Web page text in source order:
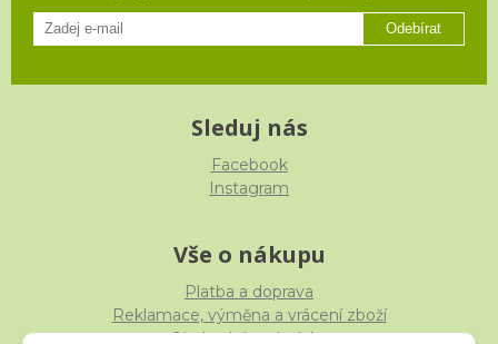
Odebírat
Sleduj nás
Facebook
Instagram
Vše o nákupu
Platba a doprava
Reklamace, výměna a vrácení zboží
Obchodní podmínky